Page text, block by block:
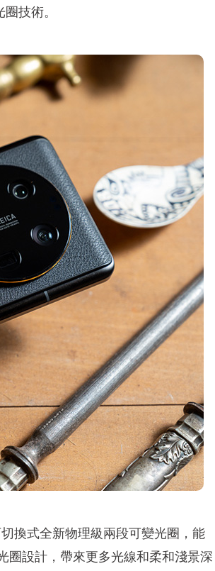
技術。
換式全新物理級兩段可變光圈，能
圈設計，帶來更多光線和柔和淺景深